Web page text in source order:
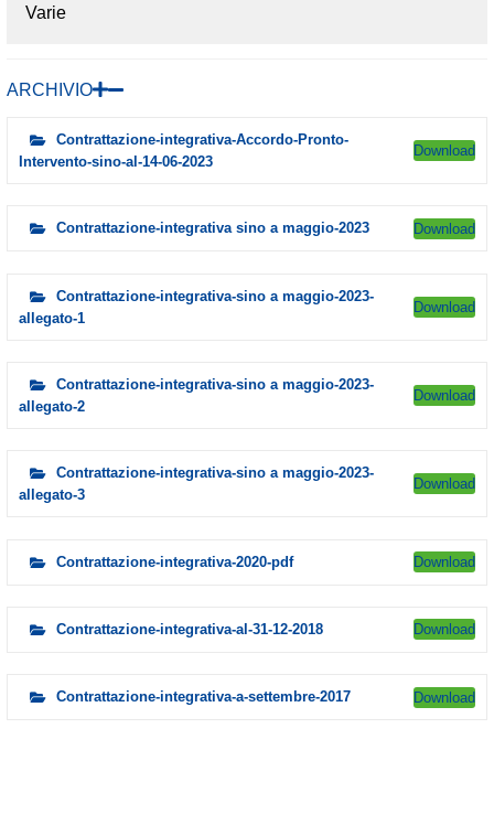
Varie
ARCHIVIO
Contrattazione-integrativa-Accordo-Pronto-
Intervento-sino-al-14-06-2023
Download
Contrattazione-integrativa sino a maggio-2023 Download
Contrattazione-integrativa-sino a maggio-2023-
allegato-1
Download
Contrattazione-integrativa-sino a maggio-2023-
allegato-2
Download
Contrattazione-integrativa-sino a maggio-2023-
allegato-3
Download
Contrattazione-integrativa-2020-pdf Download
Contrattazione-integrativa-al-31-12-2018 Download
Contrattazione-integrativa-a-settembre-2017 Download